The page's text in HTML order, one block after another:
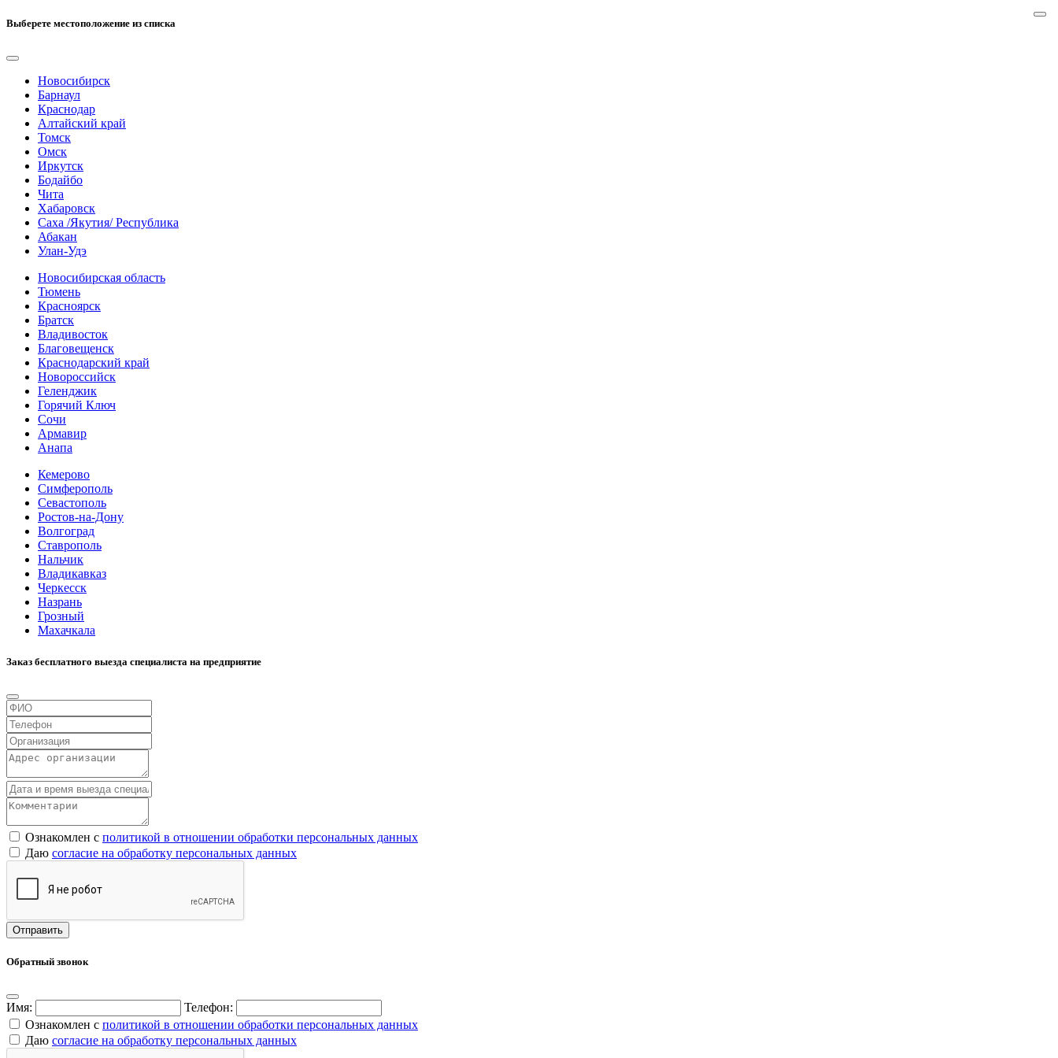
Выберете местоположение из списка
Новосибирск
Барнаул
Краснодар
Алтайский край
Томск
Омск
Иркутск
Бодайбо
Чита
Хабаровск
Саха /Якутия/ Республика
Абакан
Улан-Удэ
Новосибирская область
Тюмень
Красноярск
Братск
Владивосток
Благовещенск
Краснодарский край
Новороссийск
Геленджик
Горячий Ключ
Сочи
Армавир
Анапа
Кемерово
Симферополь
Севастополь
Ростов-на-Дону
Волгоград
Ставрополь
Нальчик
Владикавказ
Черкесск
Назрань
Грозный
Махачкала
Заказ бесплатного выезда специалиста на предприятие
Ознакомлен с политикой в отношении обработки персональных данных
Даю согласие на обработку персональных данных
Обратный звонок
Имя:
Телефон:
Ознакомлен с политикой в отношении обработки персональных данных
Даю согласие на обработку персональных данных